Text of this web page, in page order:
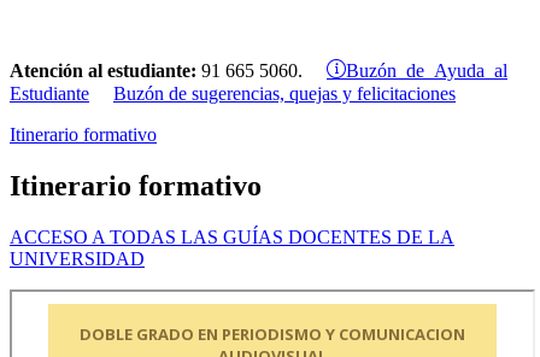
Atención al estudiante: 91 665 5060.
Buzón de Ayuda al
Estudiante
Buzón de sugerencias, quejas y felicitaciones
Itinerario formativo
Itinerario formativo
ACCESO A TODAS LAS GUÍAS DOCENTES DE LA
UNIVERSIDAD